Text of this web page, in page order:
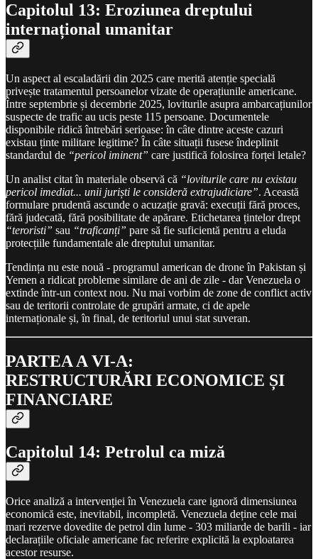
Capitolul 13: Eroziunea dreptului
internațional umanitar
Un aspect al escaladării din 2025 care merită atenție specială
privește tratamentul persoanelor vizate de operațiunile americane.
Între septembrie și decembrie 2025, loviturile asupra ambarcațiunilor
suspecte de trafic au ucis peste 115 persoane. Documentele
disponibile ridică întrebări serioase: în câte dintre aceste cazuri
existau ținte militare legitime? În câte situații fusese îndeplinit
standardul de “pericol iminent” care justifică folosirea forței letale?
Un analist citat în materiale observă că “loviturile care nu existau
pericol imediat... unii juriști le consideră extrajudiciare”. Această
formulare prudentă ascunde o acuzație gravă: execuții fără proces,
fără judecată, fără posibilitate de apărare. Etichetarea țintelor drept
“teroristi” sau “traficanți” pare să fie suficientă pentru a eluda
protecțiile fundamentale ale dreptului umanitar.
Tendința nu este nouă - programul american de drone în Pakistan și
Yemen a ridicat probleme similare de ani de zile - dar Venezuela o
extinde într-un context nou. Nu mai vorbim de zone de conflict activ
sau de teritorii controlate de grupări armate, ci de apele
internaționale și, în final, de teritoriul unui stat suveran.
PARTEA A VI-A:
RESTRUCTURĂRI ECONOMICE ȘI
FINANCIARE
Capitolul 14: Petrolul ca miză
Orice analiză a intervenției în Venezuela care ignoră dimensiunea
economică este, inevitabil, incompletă. Venezuela deține cele mai
mari rezerve dovedite de petrol din lume - 303 miliarde de barili - iar
declarațiile oficiale americane fac referire explicită la exploatarea
acestor resurse.